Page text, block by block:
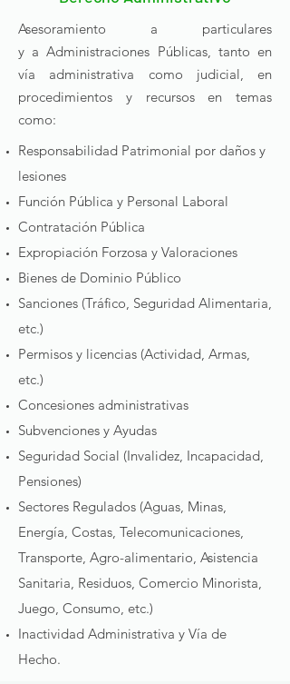
Asesoramiento a particulares
y a Administraciones Públicas, tanto en
vía administrativa como judicial, en
procedimientos y recursos en temas
como:
Responsabilidad Patrimonial por daños y
lesiones
Función Pública y Personal Laboral
Contratación Pública
Expropiación Forzosa y Valoraciones
Bienes de Dominio Público
Sanciones (Tráfico, Seguridad Alimentaria,
etc.)
Permisos y licencias (Actividad, Armas,
etc.)
Concesiones administrativas
Subvenciones y Ayudas
Seguridad Social (Invalidez, Incapacidad,
Pensiones)
Sectores Regulados (Aguas, Minas,
Energía, Costas, Telecomunicaciones,
Transporte, Agro-alimentario, Asistencia
Sanitaria, Residuos, Comercio Minorista,
Juego, Consumo, etc.)
Inactividad Administrativa y Vía de
Hecho.